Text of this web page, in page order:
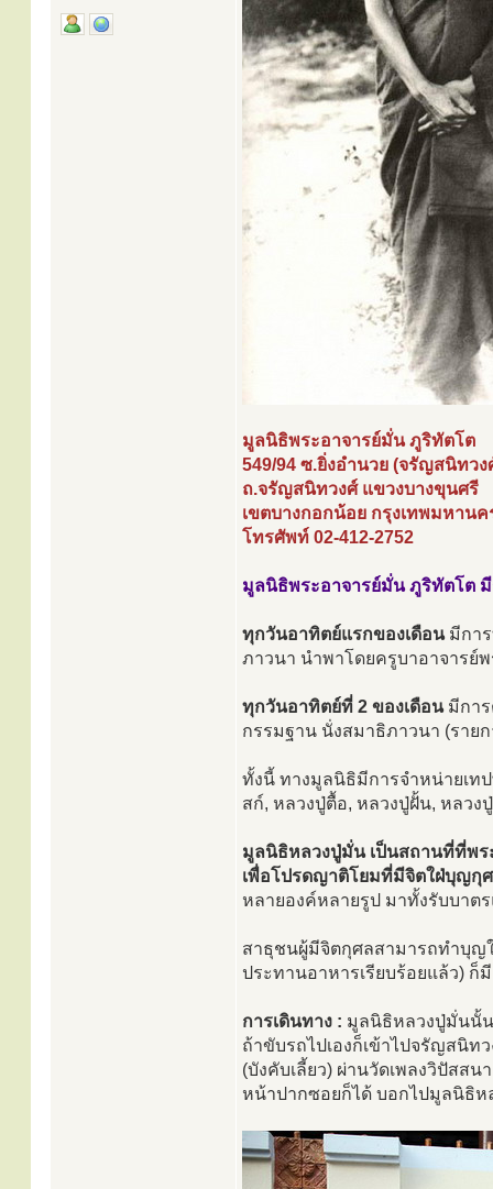
มูลนิธิพระอาจารย์มั่น ภูริทัตโต
549/94 ซ.ยิ่งอำนวย (จรัญสนิทวง
ถ.จรัญสนิทวงศ์ แขวงบางขุนศรี
เขตบางกอกน้อย กรุงเทพมหานค
โทรศัพท์ 02-412-2752
มูลนิธิพระอาจารย์มั่น ภูริทัตโต
ทุกวันอาทิตย์แรกของเดือนมีการ
ภาวนา นำพาโดยครูบาอาจารย์พ
ทุกวันอาทิตย์ที่ 2 ของเดือนมีการ
กรรมฐาน นั่งสมาธิภาวนา (ราย
ทั้งนี้ ทางมูลนิธิมีการจำหน่ายเท
สก์, หลวงปู่ตื้อ, หลวงปู่ฝั้น, หลว
มูลนิธิหลวงปู่มั่น เป็นสถานที่ที่พ
เพื่อโปรดญาติโยมที่มีจิตใฝ่บุญกุ
หลายองค์หลายรูป มาทั้งรับบาต
สาธุชนผู้มีจิตกุศลสามารถทำบุญ
ประทานอาหารเรียบร้อยแล้ว) ก็
การเดินทาง : มูลนิธิหลวงปู่มั่นนั้น
ถ้าขับรถไปเองก็เข้าไปจรัญสนิท
(บังคับเลี้ยว) ผ่านวัดเพลงวิปัสส
หน้าปากซอยก็ได้ บอกไปมูลนิธิห